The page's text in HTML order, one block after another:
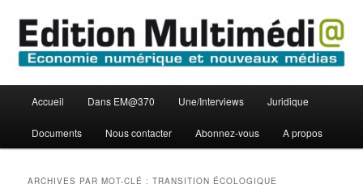
contenu
principal
contenu
secondaire
Edition Multimédi@
principal
Accueil Dans EM@370 Une/Interviews Juridique
Documents Nous contacter Abonnez-vous A propos
ARCHIVES PAR MOT-CLÉ :TRANSITION ÉCOLOGIQUE